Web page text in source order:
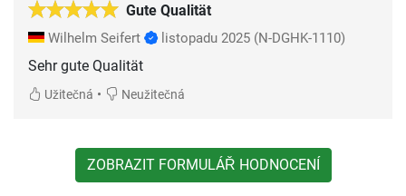
Gute Qualität
Wilhelm Seifert listopadu 2025 (N-DGHK-1110)
Sehr gute Qualität
Užitečná • Neužitečná
ZOBRAZIT FORMULÁŘ HODNOCENÍ